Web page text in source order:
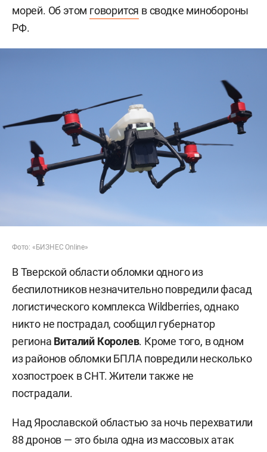
морей. Об этом говорится в сводке минобороны
РФ.
Фото: «БИЗНЕС Online»
В Тверской области обломки одного из
беспилотников незначительно повредили фасад
логистического комплекса Wildberries, однако
никто не пострадал, сообщил губернатор
региона Виталий Королев. Кроме того, в одном
из районов обломки БПЛА повредили несколько
хозпостроек в СНТ. Жители также не
пострадали.
Над Ярославской областью за ночь перехватили
88 дронов — это была одна из массовых атак